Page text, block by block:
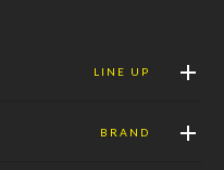
LINE UP
BRAND